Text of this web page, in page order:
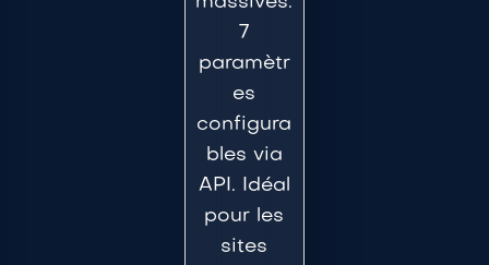
7
paramètr
es
configura
bles via
API. Idéal
pour les
sites